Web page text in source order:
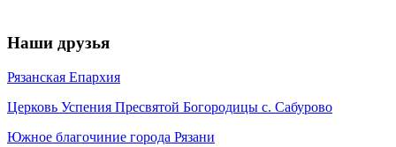
Наши друзья
Рязанская Епархия
Церковь Успения Пресвятой Богородицы с. Сабурово
Южное благочиние города Рязани